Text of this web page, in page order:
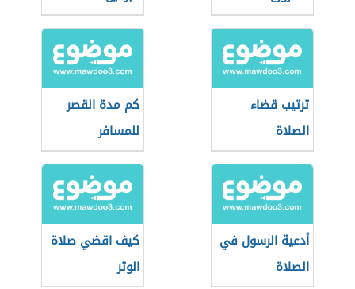
ترتيب قضاء
الصلاة
كم مدة القصر
للمسافر
أدعية الرسول في
الصلاة
كيف اقضي صلاة
الوتر